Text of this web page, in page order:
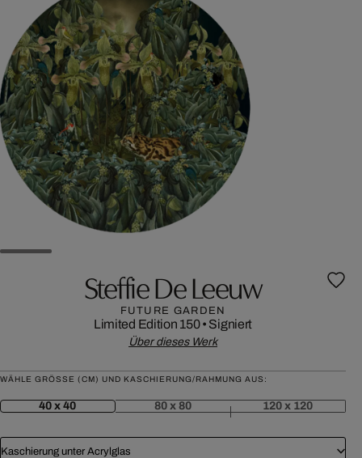
Steffie De Leeuw
FUTURE GARDEN
Limited Edition 150• Signiert
Über dieses Werk
WÄHLE GRÖSSE (CM) UND KASCHIERUNG/RAHMUNG AUS:
40 x 40 80 x 80 120 x 120
Kaschierung unter Acrylglas